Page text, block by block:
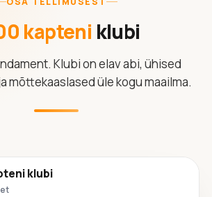
kapteni klubi
Klubi on elav abi, ühised
mõttekaaslased üle kogu maailma.
klubi